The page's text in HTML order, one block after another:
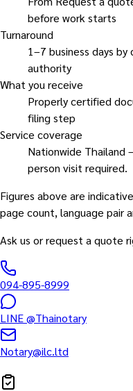
before work starts
Turnaround
1–7 business days
authority
What you receive
Properly certified
filing step
Service coverage
Nationwide Thailand
person visit required.
Figures above are
page count, language pair
Ask us or request a quote
094-895-8999
LINE@Thainotary
Notary@ilc.ltd